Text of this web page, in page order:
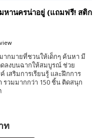
หานครน่าอยู่ (แถมฟรี! สติก
ากมายที่ชวนให้เด็กๆ ค้นหา มี
ดลงบนฉากให้สมบูรณ์ ช่วย
สริมการเรียนรู้ และฝึกการ
รวมมากกว่า 150 ชิ้น ติดสนุก
ท